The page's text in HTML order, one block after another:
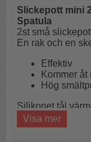
Slickepott mini
Spatula
2st små
En rak och en
Effektiv
Kommer åt
Hög
Silikonet tål
non-stick ytor.
De här mini-
Visa mer